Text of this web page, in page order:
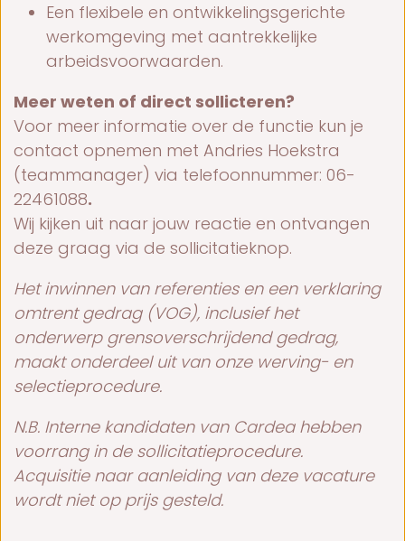
Een flexibele en ontwikkelingsgerichte
werkomgeving met aantrekkelijke
arbeidsvoorwaarden.
Meer weten of direct sollicteren?
Voor meer informatie over de functie kun je
contact opnemen met Andries Hoekstra
(teammanager) via telefoonnummer: 06-
22461088.
Wij kijken uit naar jouw reactie en ontvangen
deze graag via de sollicitatieknop.
Het inwinnen van referenties en een verklaring
omtrent gedrag (VOG), inclusief het
onderwerp grensoverschrijdend gedrag,
maakt onderdeel uit van onze werving- en
selectieprocedure.
N.B. Interne kandidaten van Cardea hebben
voorrang in de sollicitatieprocedure.
Acquisitie naar aanleiding van deze vacature
wordt niet op prijs gesteld.